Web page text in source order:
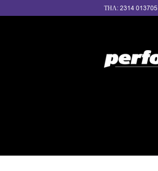
ΤΗΛ: 2314 013705